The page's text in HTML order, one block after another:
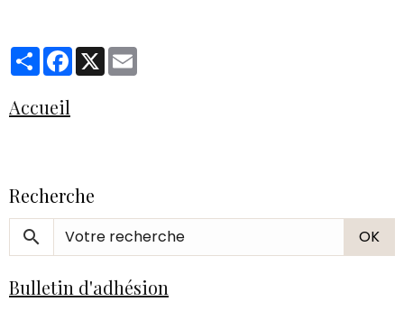
PartagerFacebook
X
Accueil
Recherche
OK
Bulletin d'adhésion